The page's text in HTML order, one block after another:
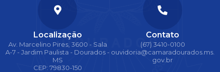
Localização
Av. Marcelino Pires, 3600 - Sala
A-7 - Jardim Paulista - Dourados -
MS
CEP: 79830-150
Contato
(67) 3410-0100
ouvidoria@camaradourados.ms.
gov.br